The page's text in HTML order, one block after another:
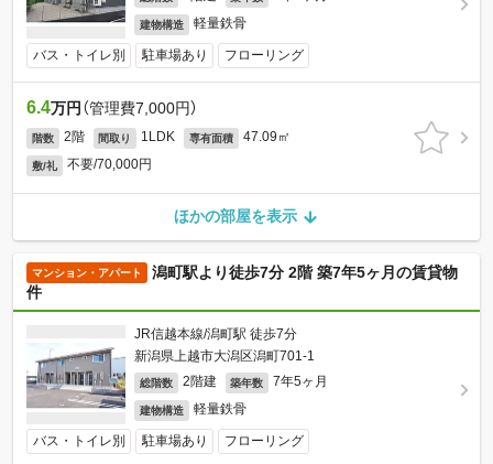
建物構造 軽量鉄骨
バス・トイレ別 駐車場あり フローリング
6.4万円 （管理費7,000円）
階数 2階 間取り 1LDK 専有面積 47.09㎡
敷/礼 不要/70,000円
ほかの部屋を表示
マンション・アパート
潟町駅より徒歩7分 2階 築7年5ヶ月の賃貸物
件
JR信越本線/潟町駅 徒歩7分
新潟県上越市大潟区潟町701-1
総階数 2階建 築年数 7年5ヶ月
建物構造 軽量鉄骨
バス・トイレ別 駐車場あり フローリング